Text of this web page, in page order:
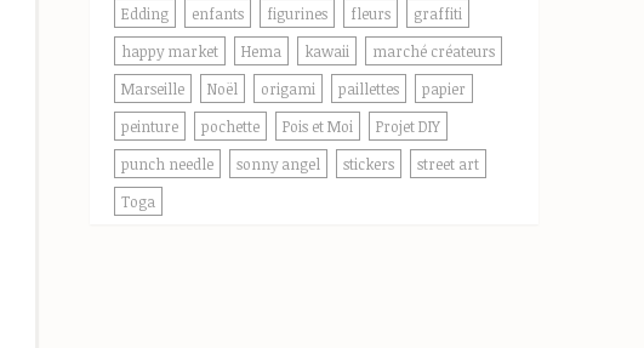
Edding
enfants figurines fleurs
graffiti
happy market
Hema kawaii
marché créateurs
Marseille
Noël origami paillettes
papier
peinture
pochette Pois et Moi
Projet DIY
punch needle
sonny angel stickers
street art
Toga